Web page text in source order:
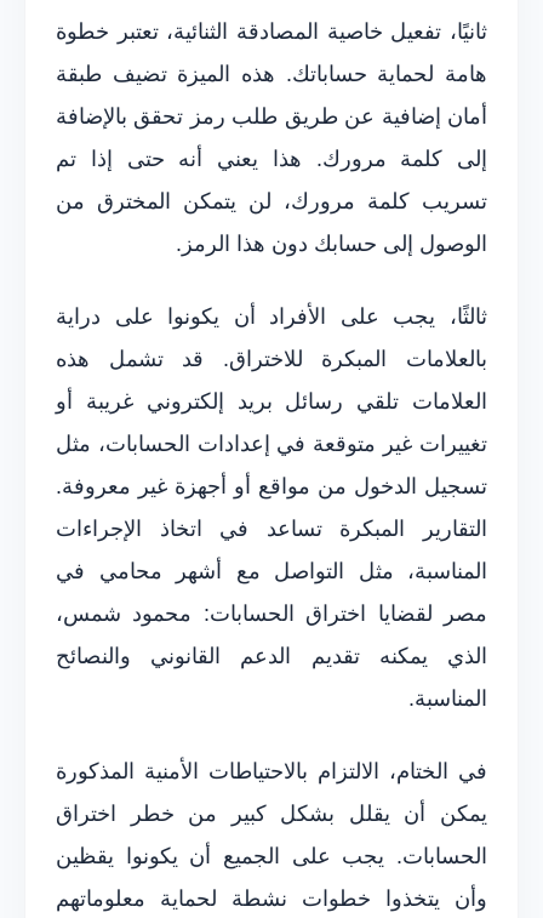
ثانيًا، تفعيل خاصية المصادقة الثنائية، تعتبر خطوة
هامة لحماية حساباتك. هذه الميزة تضيف طبقة
أمان إضافية عن طريق طلب رمز تحقق بالإضافة
إلى كلمة مرورك. هذا يعني أنه حتى إذا تم
تسريب كلمة مرورك، لن يتمكن المخترق من
الوصول إلى حسابك دون هذا الرمز.
ثالثًا، يجب على الأفراد أن يكونوا على دراية
بالعلامات المبكرة للاختراق. قد تشمل هذه
العلامات تلقي رسائل بريد إلكتروني غريبة أو
تغييرات غير متوقعة في إعدادات الحسابات، مثل
تسجيل الدخول من مواقع أو أجهزة غير معروفة.
التقارير المبكرة تساعد في اتخاذ الإجراءات
المناسبة، مثل التواصل مع أشهر محامي في
مصر لقضايا اختراق الحسابات: محمود شمس،
الذي يمكنه تقديم الدعم القانوني والنصائح
المناسبة.
في الختام، الالتزام بالاحتياطات الأمنية المذكورة
يمكن أن يقلل بشكل كبير من خطر اختراق
الحسابات. يجب على الجميع أن يكونوا يقظين
وأن يتخذوا خطوات نشطة لحماية معلوماتهم